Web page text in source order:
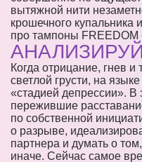
вытяжной нити
крошечного купальника
про тампоны
Когда отрицание, гнев и
светлой грусти, на
«стадией депрессии». В
пережившие
по собственной
о разрыве,
партнера и думать о
иначе. Сейчас самое